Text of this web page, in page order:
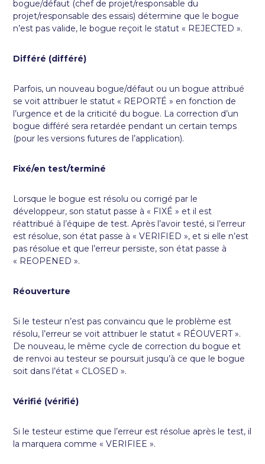
bogue/défaut (chef de projet/responsable du
projet/responsable des essais) détermine que le bogue
n’est pas valide, le bogue reçoit le statut « REJECTED ».
Différé (différé)
Parfois, un nouveau bogue/défaut ou un bogue attribué
se voit attribuer le statut « REPORTÉ » en fonction de
l’urgence et de la criticité du bogue. La correction d’un
bogue différé sera retardée pendant un certain temps
(pour les versions futures de l’application).
Fixé/en test/terminé
Lorsque le bogue est résolu ou corrigé par le
développeur, son statut passe à « FIXÉ » et il est
réattribué à l’équipe de test. Après l’avoir testé, si l’erreur
est résolue, son état passe à « VERIFIED », et si elle n’est
pas résolue et que l’erreur persiste, son état passe à
« REOPENED ».
Réouverture
Si le testeur n’est pas convaincu que le problème est
résolu, l’erreur se voit attribuer le statut « RÉOUVERT ».
De nouveau, le même cycle de correction du bogue et
de renvoi au testeur se poursuit jusqu’à ce que le bogue
soit dans l’état « CLOSED ».
Vérifié (vérifié)
Si le testeur estime que l’erreur est résolue après le test, il
la marquera comme « VERIFIEE ».